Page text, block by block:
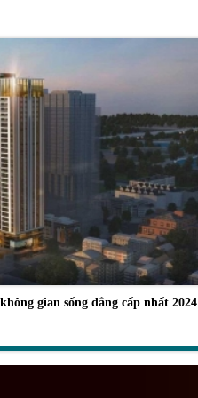
gian sống đẳng cấp nhất 2024